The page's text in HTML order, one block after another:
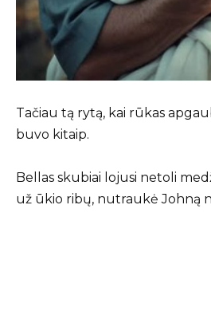
Tačiau tą rytą, kai rūkas
buvo kitaip.
Bellas skubiai lojusi netoli
už ūkio ribų, nutraukė Johną